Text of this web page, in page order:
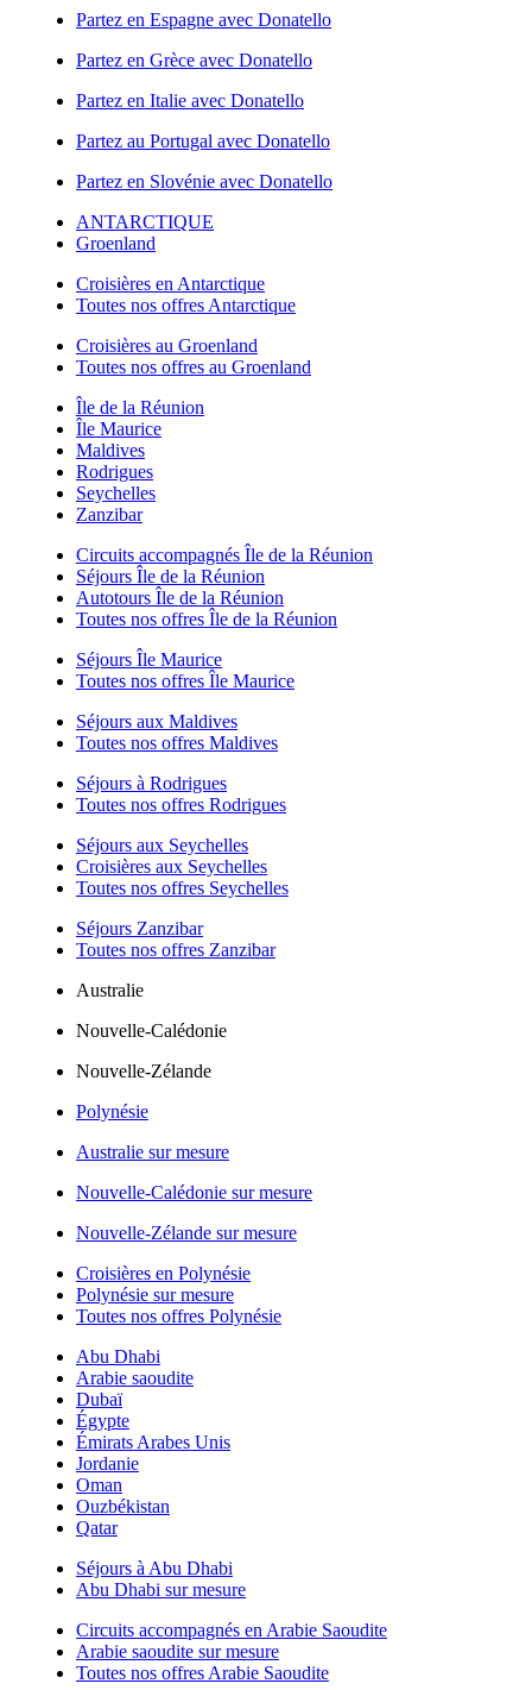
Partez en Espagne avec Donatello
Partez en Grèce avec Donatello
Partez en Italie avec Donatello
Partez au Portugal avec Donatello
Partez en Slovénie avec Donatello
ANTARCTIQUE
Groenland
Croisières en Antarctique
Toutes nos offres Antarctique
Croisières au Groenland
Toutes nos offres au Groenland
Île de la Réunion
Île Maurice
Maldives
Rodrigues
Seychelles
Zanzibar
Circuits accompagnés Île de la Réunion
Séjours Île de la Réunion
Autotours Île de la Réunion
Toutes nos offres Île de la Réunion
Séjours Île Maurice
Toutes nos offres Île Maurice
Séjours aux Maldives
Toutes nos offres Maldives
Séjours à Rodrigues
Toutes nos offres Rodrigues
Séjours aux Seychelles
Croisières aux Seychelles
Toutes nos offres Seychelles
Séjours Zanzibar
Toutes nos offres Zanzibar
Australie
Nouvelle-Calédonie
Nouvelle-Zélande
Polynésie
Australie sur mesure
Nouvelle-Calédonie sur mesure
Nouvelle-Zélande sur mesure
Croisières en Polynésie
Polynésie sur mesure
Toutes nos offres Polynésie
Abu Dhabi
Arabie saoudite
Dubaï
Égypte
Émirats Arabes Unis
Jordanie
Oman
Ouzbékistan
Qatar
Séjours à Abu Dhabi
Abu Dhabi sur mesure
Circuits accompagnés en Arabie Saoudite
Arabie saoudite sur mesure
Toutes nos offres Arabie Saoudite